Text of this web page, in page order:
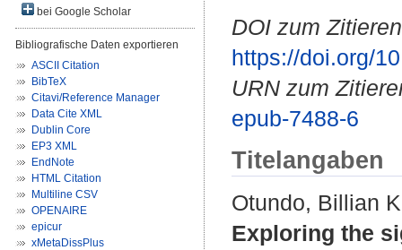
bei Google Scholar
Bibliografische Daten exportieren
ASCII Citation
BibTeX
Citavi/Reference Manager
Data Cite XML
Dublin Core
EP3 XML
EndNote
HTML Citation
Multiline CSV
OPENAIRE
epicur
xMetaDissPlus
DOI zum
https://doi.org/
URN zum
epub-7488-6
Titelangaben
Otundo, Billian
Exploring the